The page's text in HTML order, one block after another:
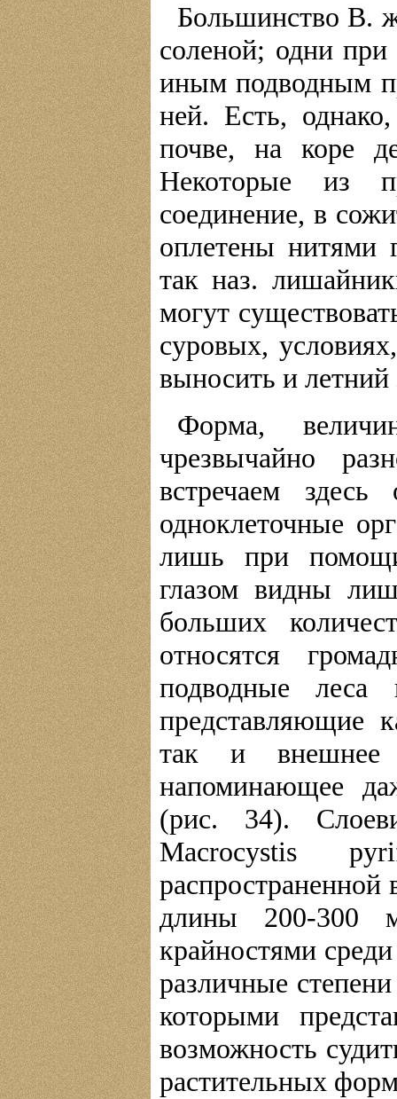
Большинство В.
соленой; одни
иным подводным
ней. Есть,
почве, на коре
Некоторые из
соединение, в
оплетены нитями
так наз.
могут
суровых,
выносить и
Форма,
чрезвычайно
встречаем
одноклеточные
лишь при
глазом видны
больших
относятся
подводные
представляющие
так и внешнее
напоминающее
(рис. 34).
Macrocystis
длины 200-300
крайностями
различные
которыми
возможность
растительных